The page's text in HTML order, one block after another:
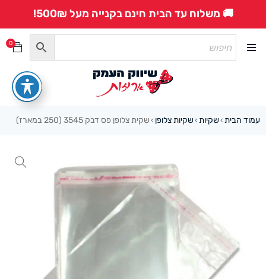
🚚 משלוח עד הבית חינם בקנייה מעל 500₪!
0
עמוד הבית ›שקיות ›שקיות צלופן › שקית צלופן פס דבק 3545 (250 במארז)